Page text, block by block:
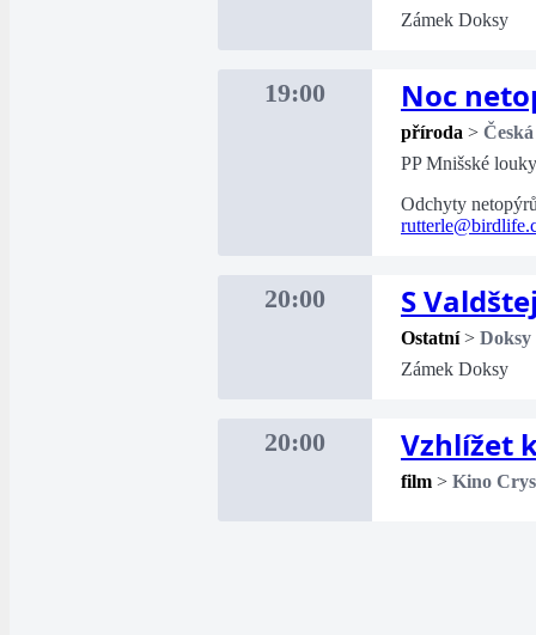
Zámek Doksy
19:00 Noc
příroda >
PP Mnišské louky
Odchyty
20:00 S
Ostatní > Doksy
Zámek Doksy
20:00 Vzhlížet
film > Kino